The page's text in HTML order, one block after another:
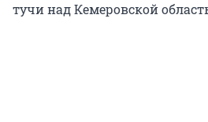
тучи над Кемеровской